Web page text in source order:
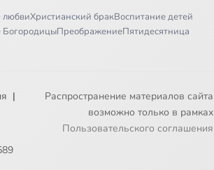
Христианский бракВоспитание детей
БогородицыПреображениеПятидесятница
|
Распространение материалов сайта
возможно только в рамках
Пользовательского соглашения